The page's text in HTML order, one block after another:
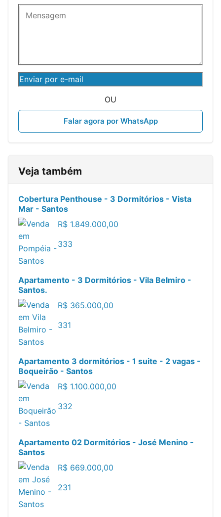
Enviar por e-mail
OU
Falar agora por WhatsApp
Veja também
Cobertura Penthouse - 3 Dormitórios - Vista
Mar - Santos
R$ 1.849.000,00
333
Apartamento - 3 Dormitórios - Vila Belmiro -
Santos.
R$ 365.000,00
331
Apartamento 3 dormitórios - 1 suite - 2 vagas -
Boqueirão - Santos
R$ 1.100.000,00
332
Apartamento 02 Dormitórios - José Menino -
Santos
R$ 669.000,00
231